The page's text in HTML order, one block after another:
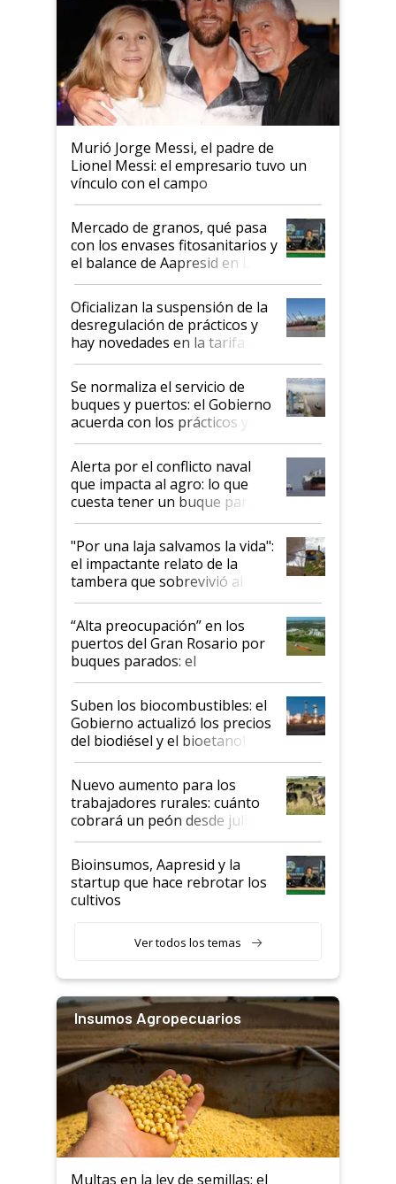
Murió Jorge Messi, el padre de
Lionel Messi: el empresario tuvo un
vínculo con el campo
Mercado de granos, qué pasa
con los envases fitosanitarios y
el balance de Aapresid en La
Posta
Oficializan la suspensión de la
desregulación de prácticos y
hay novedades en la tarifa de
la hidrovía
Se normaliza el servicio de
buques y puertos: el Gobierno
acuerda con los prácticos y
suspende el decreto de
desregulación
Alerta por el conflicto naval
que impacta al agro: lo que
cuesta tener un buque parado
y el peligro de que Argentina
pase a ser "país sucio"
"Por una laja salvamos la vida":
el impactante relato de la
tambera que sobrevivió al
tornado
“Alta preocupación” en los
puertos del Gran Rosario por
buques parados: el
funcionamiento de las
exportadoras en tensión tras
la medida de fuerza de los
prácticos
Suben los biocombustibles: el
Gobierno actualizó los precios
del biodiésel y el bioetanol
Nuevo aumento para los
trabajadores rurales: cuánto
cobrará un peón desde julio
Bioinsumos, Aapresid y la
startup que hace rebrotar los
cultivos
Ver todos los temas
Insumos Agropecuarios
Multas en la ley de semillas: el